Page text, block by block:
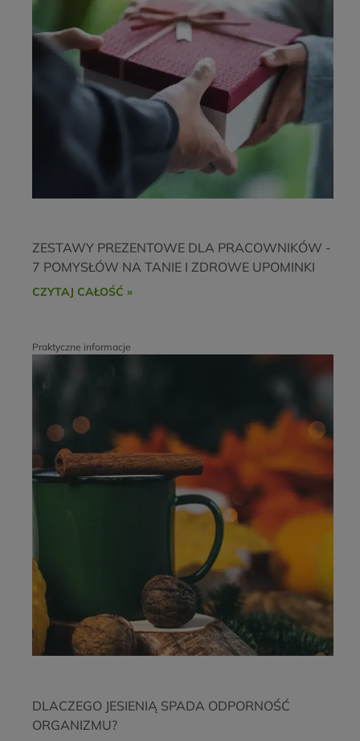
ZESTAWY PREZENTOWE DLA PRACOWNIKÓW -
7 POMYSŁÓW NA TANIE I ZDROWE UPOMINKI
CZYTAJ CAŁOŚĆ »
Praktyczne informacje
DLACZEGO JESIENIĄ SPADA ODPORNOŚĆ
ORGANIZMU?
najbliższe zakupy
AkceptujęRegulamini
Politykę prywatności